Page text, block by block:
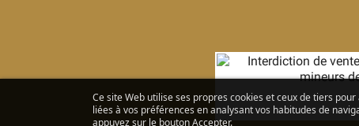
Ce site Web utilise ses propres cookies et ceux de tiers
liées à vos préférences en analysant vos habitudes de
appuyez sur le bouton Accepter.